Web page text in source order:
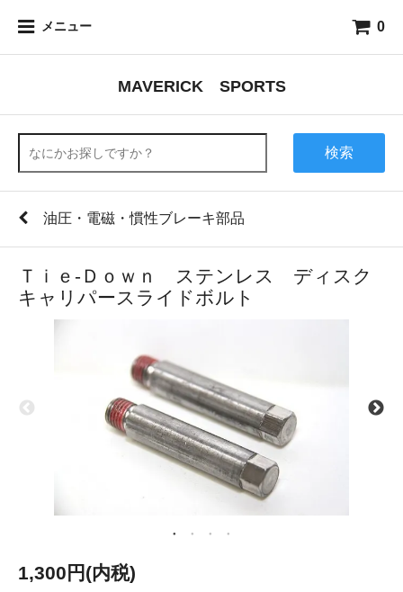
メニュー 0
MAVERICK SPORTS
検索
油圧・電磁・慣性ブレーキ部品
Ｔｉｅ-Ｄｏｗｎ ステンレス ディスク
キャリパースライドボルト
1,300円(内税)